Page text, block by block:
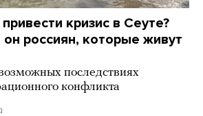
кризис в Сеуте?
он россиян, которые живут
последствиях
конфликта